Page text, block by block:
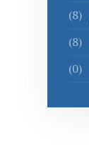
(8)
(8)
(0)